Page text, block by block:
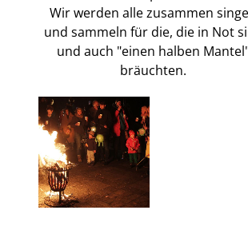
Wir werden alle zusammen
und sammeln für die, die in Not
und auch "einen halben
bräuchten.